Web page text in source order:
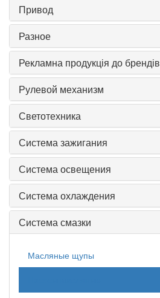
Привод
Разное
Рекламна продукція до брендів
Рулевой механизм
Светотехника
Система зажигания
Система освещения
Система охлаждения
Система смазки
Масляные щупы